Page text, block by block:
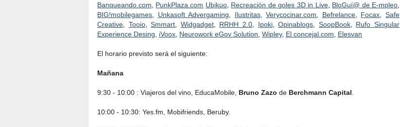
Banqueando.com
PunkPlaza.com Ubikuo, Recreación de goles 3D in Live, BloGuí@ de E-mpleo
BIG!mobilegames
Unkasoft Advergaming Ilustritas,Verycocinar.com Befrelance, Focax ,Safe
Creative
Tooio,Smmart Widgadget, RRHH 2.0 Ipoki,Opinablogs SoopBook, Rufo Singular
Experience Desing
iVoox Neurowork eGov Solution Wipley, El concejal.com Elesvan
El horario previsto será el siguiente:
Mañana
9:30 - 10:00 : Viajeros del vino, EducaMobile, Bruno Zazo de Berchmann Capital
10:00 - 10:30: Yes.fm, Mobifriends, Beruby.